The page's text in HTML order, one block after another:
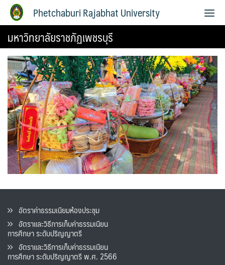
Phetchaburi Rajabhat University
มหาวิทยาลัยราชภัฏเพชรบุรี
อัตราค่าธรรมเนียมห้องประชุม
อัตราและวิธีการเก็บค่าธรรมเนียน
การศึกษา ระดับปริญญาตรี
อัตราและวิธีการเก็บค่าธรรมเนียน
การศึกษา ระดับปริญญาตรี พ.ศ. 2566